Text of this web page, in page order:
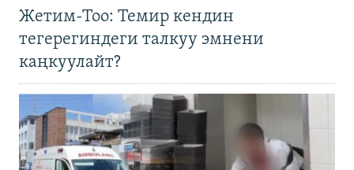
Жетим-Тоо: Темир кендин
тегерегиндеги талкуу эмнени
каңкуулайт?